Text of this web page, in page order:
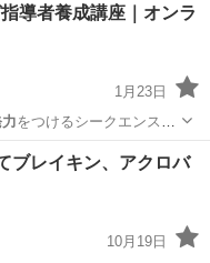
導者養成講座｜オンラ
1月23日
をつけるシークエンスの
子ども
ブレイキン、アクロバ
10月19日